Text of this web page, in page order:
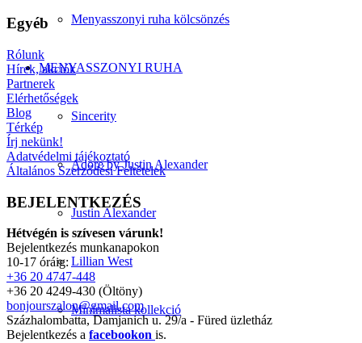
Menyasszonyi ruha kölcsönzés
MENYASSZONYI RUHA
Sincerity
Adore by Justin Alexander
Justin Alexander
Lillian West
Minimalista kollekció
Egyéb
Rólunk
Hírek, akciók
Partnerek
Elérhetőségek
Blog
Térkép
Írj nekünk!
Adatvédelmi tájékoztató
Általános Szerződési Feltételek
BEJELENTKEZÉS
Hétvégén is szívesen várunk!
Bejelentkezés munkanapokon
10-17 óráig:
+36 20 4747-448
+36 20 4249-430 (Öltöny)
bonjourszalon@gmail.com
Százhalombatta, Damjanich u. 29/a - Füred üzletház
Bejelentkezés a facebookon is.